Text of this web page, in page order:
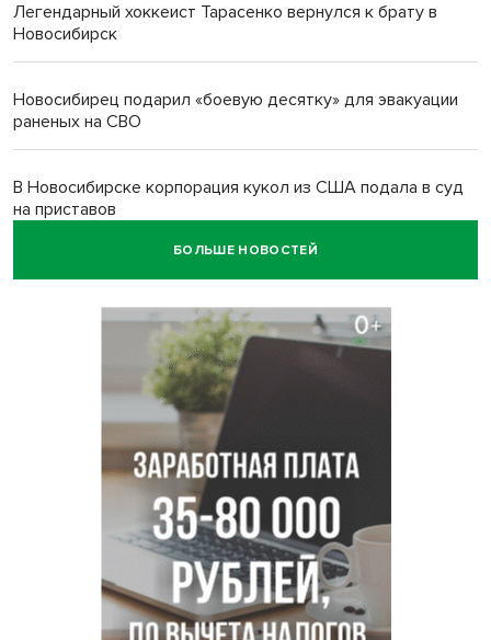
Легендарный хоккеист Тарасенко вернулся к брату в
Новосибирск
Новосибирец подарил «боевую десятку» для эвакуации
раненых на СВО
В Новосибирске корпорация кукол из США подала в суд
на приставов
В Новосибирске минздрав объявил бесплатную
В Новосибирске врачи прооперировали 25 тысяч
пациентов с катарактой
Знаменитый орангутан Бату отметил юбилей в
новосибирском зоопарке
Новосибирские хирурги спасли сердце восьмиклассницы
с донорским клапаном
БОЛЬШЕ НОВОСТЕЙ